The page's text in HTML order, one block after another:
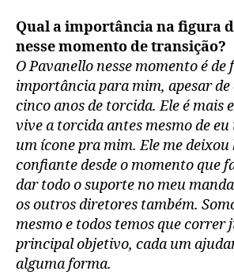
Qual a importância na figura
nesse momento de transição?
O Pavanello nesse momento é
importância para mim, apesar de
cinco anos de torcida. Ele é mais
vive a torcida antes mesmo de
um ícone pra mim. Ele me
confiante desde o momento que
dar todo o suporte no meu
os outros diretores também.
mesmo e todos temos que correr
principal objetivo, cada um
alguma forma.